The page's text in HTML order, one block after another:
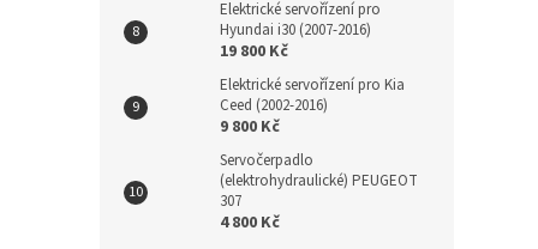
Elektrické servořízení pro
Hyundai i30 (2007-2016)
19 800 Kč
Elektrické servořízení pro Kia
Ceed (2002-2016)
9 800 Kč
Servočerpadlo
(elektrohydraulické) PEUGEOT
307
4 800 Kč